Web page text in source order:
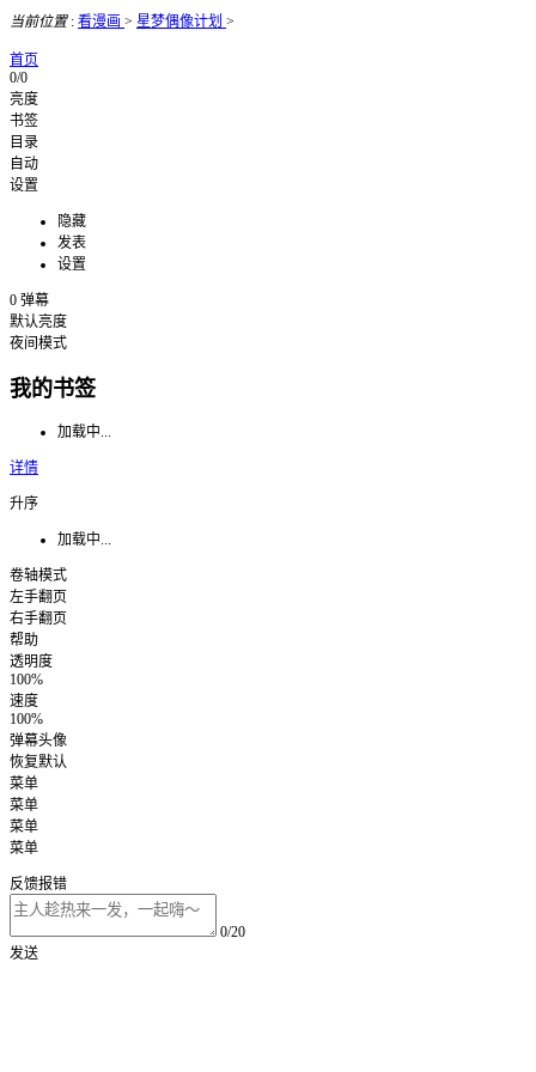
当前位置: 看漫画 > 星梦偶像计划 >
首页
0/0
亮度
书签
目录
自动
设置
隐藏
发表
设置
0 弹幕
默认亮度
夜间模式
我的书签
加载中...
详情
升序
加载中...
卷轴模式
左手翻页
右手翻页
帮助
透明度
100%
速度
100%
弹幕头像
恢复默认
菜单
菜单
菜单
菜单
反馈报错
0/20
发送